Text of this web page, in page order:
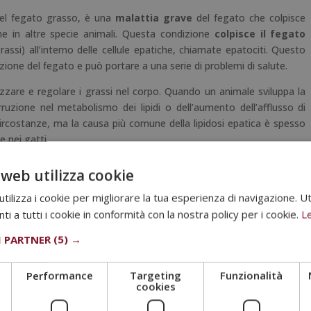
fegato grasso, è una malattia grave del fegato che colpisce
in altre specie animali. Questa condizione colpisce il fegato
all’interno delle cellule epatiche, chiamate epatociti. Questo
del fegato e può portare a una serie di problemi di salute.
e regolare i grassi nel corpo. Quando un animale sviluppa la
nel metabolismo dei lipidi o dell’aumento dell’afflusso di
ma la causa più comune della lipidosi epatica è spesso
nei gatti.
epatica è fondamentale per poter intervenire prontamente. Tra i
utilizza cookie
i cookie per migliorare la tua esperienza di navigazione.
a tutti i cookie in conformità con la nostra policy per i cookie.
(5) →
Performance
Targeting
cookies
Funzionalità